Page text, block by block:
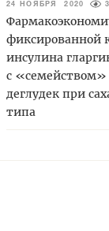
24 НОЯБРЯ 2020
фиксированной
инсулина
с «семейством»
деглудек при
типа